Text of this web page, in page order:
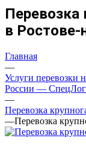
Перевозка
в Ростове-
Главная
—
Услуги перевозки
России —
—
Перевозка
—Перевозка